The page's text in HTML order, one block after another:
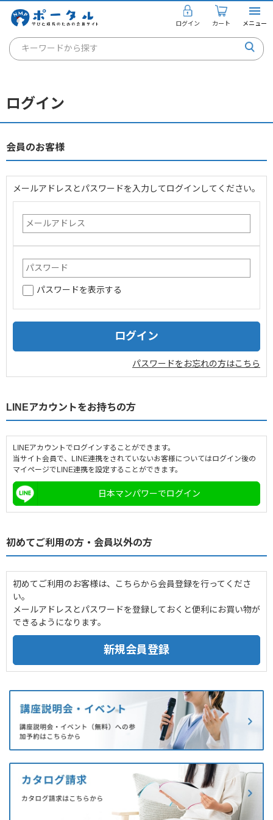
ログイン カート メニュー
キーワードから探す
通信講座
講座を探す
個人のお客様
法人のお客様
企業情報
採用情報
ログイン
会員のお客様
メールアドレスとパスワードを入力してログインしてください。
パスワードを表示する
パスワードをお忘れの方はこちら
LINEアカウントをお持ちの方
LINEアカウントでログインすることができます。
当サイト会員で、LINE連携をされていないお客様についてはログイン後の
マイページでLINE連携を設定することができます。
日本マンパワーでログイン
初めてご利用の方・会員以外の方
初めてご利用のお客様は、こちらから会員登録を行ってくださ
い。
メールアドレスとパスワードを登録しておくと便利にお買い物が
できるようになります。